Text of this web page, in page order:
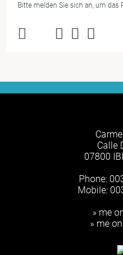
Bitte melden Sie sich an, um
Calle
07800
Phone:
Mobile:
» me
» me